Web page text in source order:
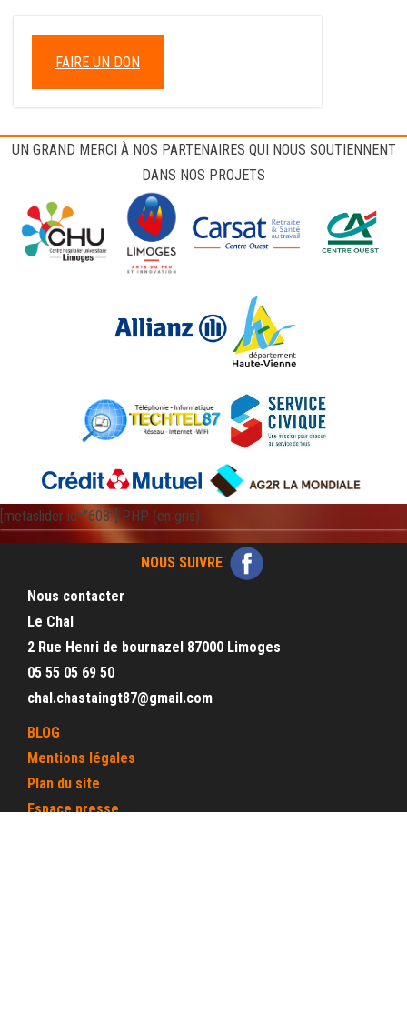
FAIRE UN DON
UN GRAND MERCI À NOS PARTENAIRES QUI NOUS SOUTIENNENT
DANS NOS PROJETS
[metaslider id="608"] PHP (en gris).
NOUS SUIVRE
Nous contacter
Le Chal
2 Rue Henri de bournazel 87000 Limoges
05 55 05 69 50
chal.chastaingt87@gmail.com
BLOG
Mentions légales
Plan du site
Espace presse